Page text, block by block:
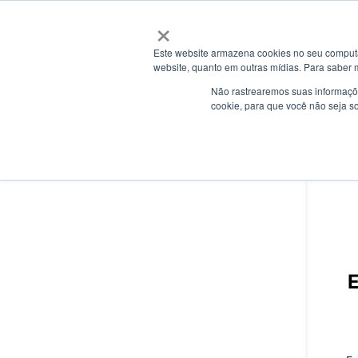
×
Este website armazena cookies no seu
website, quanto em outras mídias. Para
Não rastrearemos suas
cookie, para que você não seja